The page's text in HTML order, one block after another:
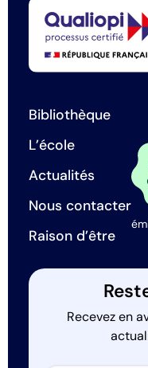
Bibliothèque
L’école
Actualités
Nous contacter
Raison d’être
Recevez en